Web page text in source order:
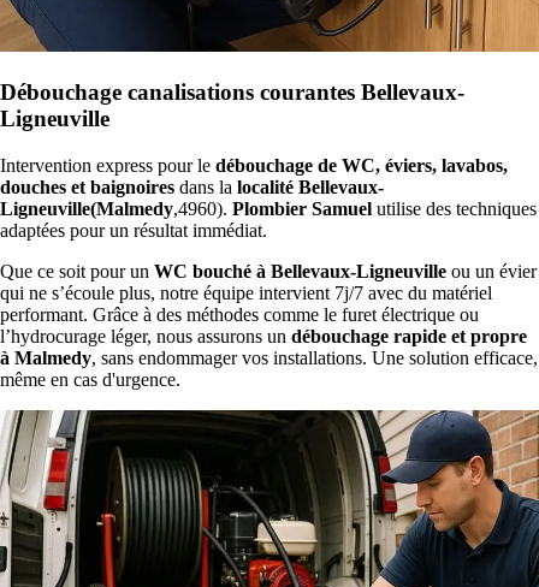
Débouchage canalisations courantes Bellevaux-
Ligneuville
Intervention express pour le débouchage de WC, éviers, lavabos,
douches et baignoires dans la localité Bellevaux-
Ligneuville(Malmedy,4960). Plombier Samuel utilise des techniques
adaptées pour un résultat immédiat.
Que ce soit pour un WC bouché à Bellevaux-Ligneuville ou un évier
qui ne s’écoule plus, notre équipe intervient 7j/7 avec du matériel
performant. Grâce à des méthodes comme le furet électrique ou
l’hydrocurage léger, nous assurons un débouchage rapide et propre
à Malmedy, sans endommager vos installations. Une solution efficace,
même en cas d'urgence.